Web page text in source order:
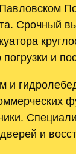
Срочный
и
и
и